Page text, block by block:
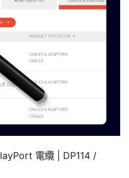
電纜 | DP114 /